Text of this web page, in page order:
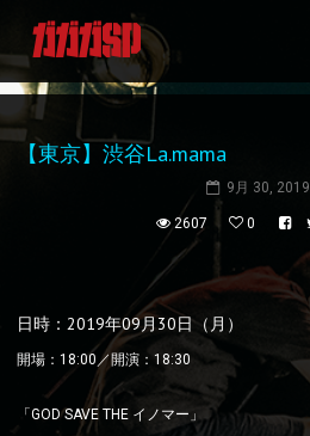
【東京】渋谷La.mama
9月 30, 2019
2607 0
日時：2019年09月30日（月）
開場：18:00／開演：18:30
「GOD SAVE THE イノマー」